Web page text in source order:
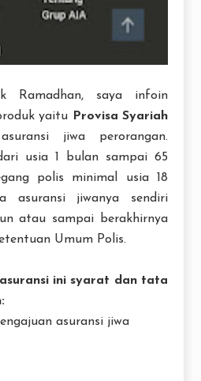
Ramadhan, saya infoin
yaitu
Provisa Syariah
jiwa perorangan.
usia 1 bulan sampai 65
polis minimal usia 18
asuransi jiwanya sendiri
atau sampai berakhirnya
Umum Polis.
ini syarat dan tata
asuransi jiwa